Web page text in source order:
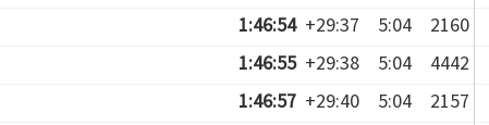
1:46:54 +29:37 5:04 2160
1:46:55 +29:38 5:04 4442
1:46:57 +29:40 5:04 2157